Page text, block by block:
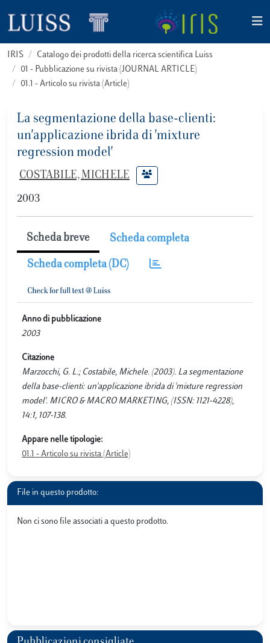
IRIS
Catalogo dei prodotti della ricerca scientifica Luiss
01 - Pubblicazione su rivista (JOURNAL ARTICLE)
01.1 - Articolo su rivista (Article)
La segmentazione della base-clienti:
un'applicazione ibrida di 'mixture
regression model'
COSTABILE, MICHELE
2003
Scheda breve Scheda completa
Scheda completa (DC)
Anno di pubblicazione
2003
Citazione
Marzocchi, G. L.; Costabile, Michele. (2003). La segmentazione
della base-clienti: un'applicazione ibrida di 'mixture regression
model'. MICRO & MACRO MARKETING, (ISSN: 1121-4228),
14:1, 107-138.
Appare nelle tipologie:
01.1 - Articolo su rivista (Article)
File in questo prodotto:
Non ci sono file associati a questo prodotto.